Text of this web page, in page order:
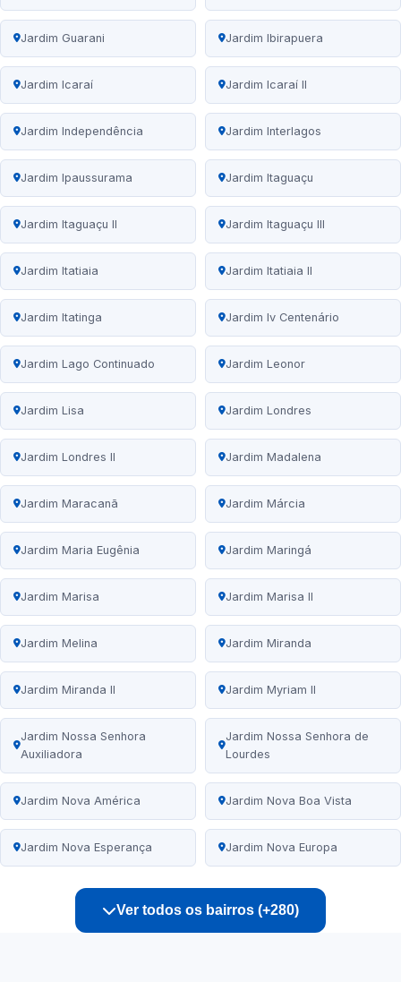
Jardim Guarani Jardim Ibirapuera
Jardim Icaraí Jardim Icaraí II
Jardim Independência Jardim Interlagos
Jardim Ipaussurama Jardim Itaguaçu
Jardim Itaguaçu II Jardim Itaguaçu III
Jardim Itatiaia Jardim Itatiaia II
Jardim Itatinga Jardim Iv Centenário
Jardim Lago Continuado Jardim Leonor
Jardim Lisa Jardim Londres
Jardim Londres II Jardim Madalena
Jardim Maracanã Jardim Márcia
Jardim Maria Eugênia Jardim Maringá
Jardim Marisa Jardim Marisa II
Jardim Melina Jardim Miranda
Jardim Miranda II Jardim Myriam II
Jardim Nossa Senhora
Auxiliadora
Jardim Nossa Senhora de
Lourdes
Jardim Nova América Jardim Nova Boa Vista
Jardim Nova Esperança Jardim Nova Europa
Ver todos os bairros (+280)